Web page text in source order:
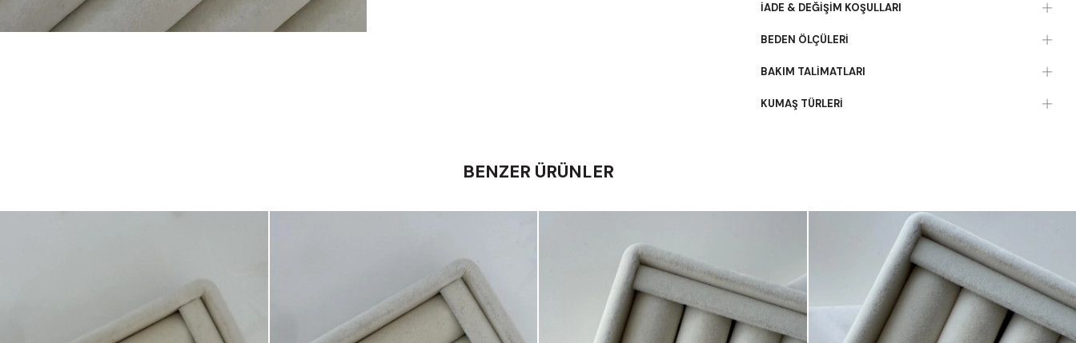
İADE & DEĞIŞIM KOŞULLARI
BEDEN ÖLÇÜLERI
BAKIM TALIMATLARI
KUMAŞ TÜRLERI
BENZER ÜRÜNLER